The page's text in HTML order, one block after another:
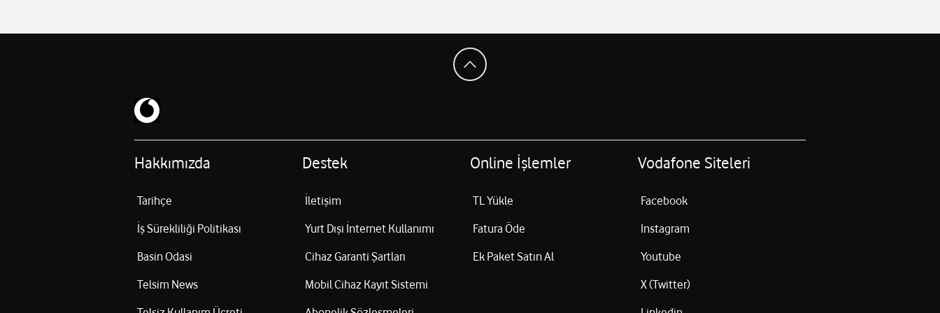
Hakkımızda
Tarihçe
İş Sürekliliği Politikası
Basin Odasi
Telsim News
Destek
İletişim
Yurt Dışı İnternet Kullanımı
Cihaz Garanti Şartları
Mobil Cihaz Kayıt Sistemi
Online İşlemler
TL Yükle
Fatura Öde
Ek Paket Satın Al
Vodafone Siteleri
Facebook
Instagram
Youtube
X (Twitter)